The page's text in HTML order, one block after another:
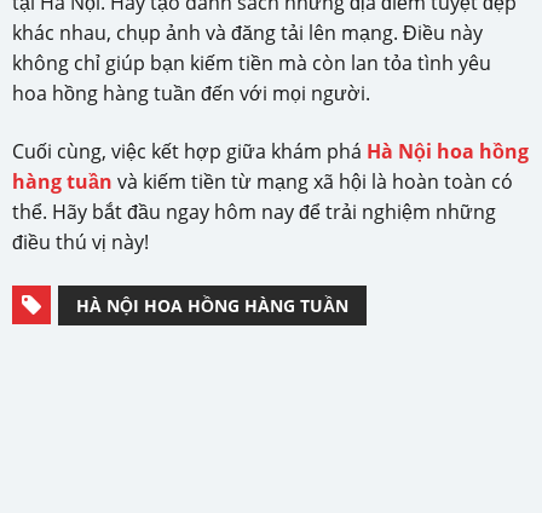
khác nhau, chụp ảnh và đăng tải lên mạng. Điều này
không chỉ giúp bạn kiếm tiền mà còn lan tỏa tình yêu
hoa hồng hàng tuần đến với mọi người.
Cuối cùng, việc kết hợp giữa khám phá Hà Nội hoa hồng
hàng tuần và kiếm tiền từ mạng xã hội là hoàn toàn có
thể. Hãy bắt đầu ngay hôm nay để trải nghiệm những
điều thú vị này!
HÀ NỘI HOA HỒNG HÀNG TUẦN